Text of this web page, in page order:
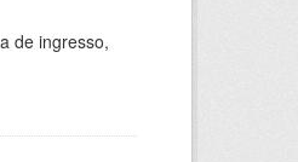
de ingresso,